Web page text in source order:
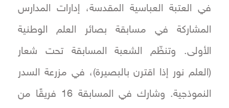
في العتبة العباسية المقدسة، إدارات المدارس
المشاركة في مسابقة بصائر العلم الوطنية
الأولى. وتنظّم الشعبة المسابقة تحت شعار
(العلم نور إذا اقترن بالبصيرة)، في مزرعة السدر
النموذجية. وشارك في المسابقة 16 فريقًا من